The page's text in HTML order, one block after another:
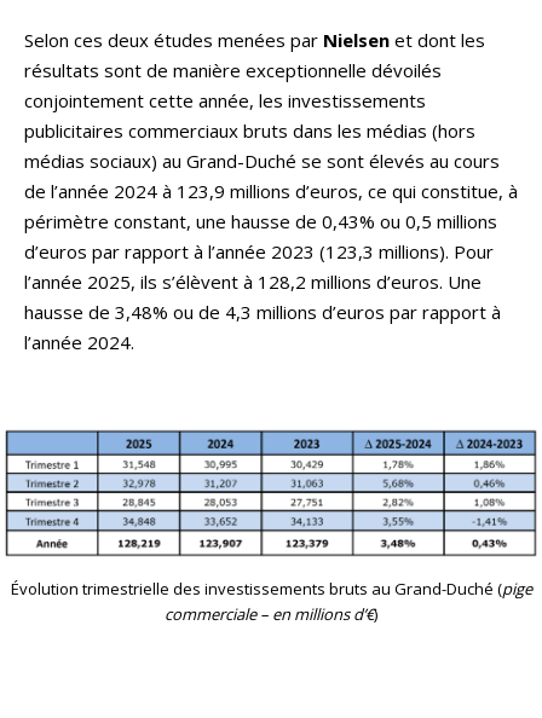
Selon ces deux études menées par Nielsen et dont les
résultats sont de manière exceptionnelle dévoilés
conjointement cette année, les investissements
publicitaires commerciaux bruts dans les médias (hors
médias sociaux) au Grand-Duché se sont élevés au cours
de l’année 2024 à 123,9 millions d’euros, ce qui constitue, à
périmètre constant, une hausse de 0,43% ou 0,5 millions
d’euros par rapport à l’année 2023 (123,3 millions). Pour
l’année 2025, ils s’élèvent à 128,2 millions d’euros. Une
hausse de 3,48% ou de 4,3 millions d’euros par rapport à
l’année 2024.
Évolution trimestrielle des investissements bruts au Grand-Duché (pige
commerciale – en millions d’€)